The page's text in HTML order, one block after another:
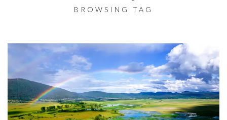
BROWSING TAG